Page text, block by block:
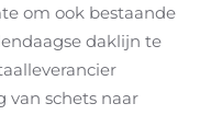
om ook bestaande
daklijn te
van schets naar